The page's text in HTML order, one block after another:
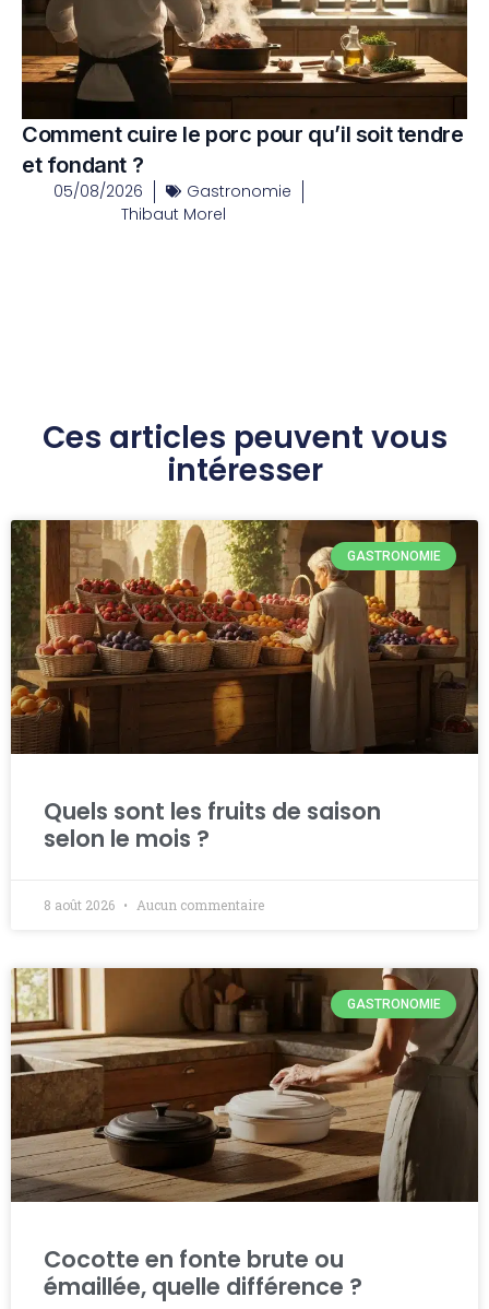
Comment cuire le porc pour qu’il soit tendre
et fondant ?
05/08/2026
Gastronomie
Thibaut Morel
Ces articles peuvent vous
intéresser
GASTRONOMIE
Quels sont les fruits de saison
selon le mois ?
8 août 2026 Aucun commentaire
GASTRONOMIE
Cocotte en fonte brute ou
émaillée, quelle différence ?